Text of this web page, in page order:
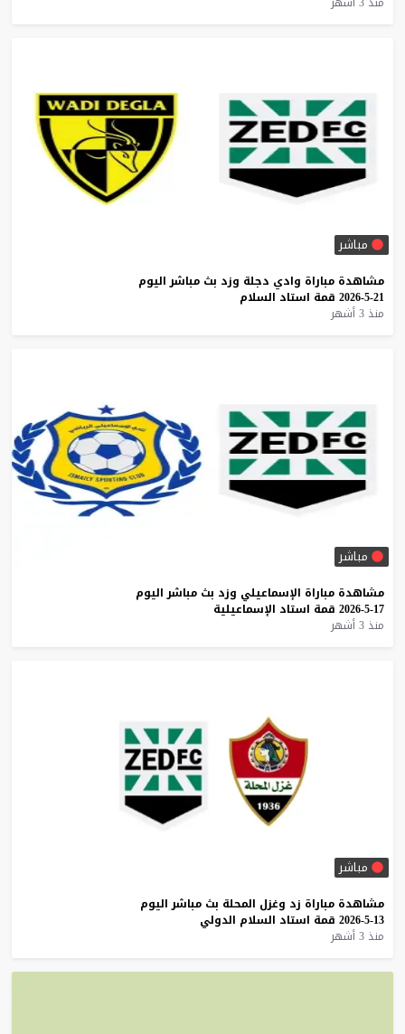
مباشر
مشاهدة مباراة وادي دجلة وزد بث مباشر اليوم
21-5-2026
قمة استاد السلام
منذ 3 أشهر
مباشر
مشاهدة مباراة الإسماعيلي وزد بث مباشر اليوم
17-5-2026
قمة استاد الإسماعيلية
منذ 3 أشهر
مباشر
مشاهدة مباراة زد وغزل المحلة بث مباشر اليوم
13-5-2026
قمة استاد السلام الدولي
منذ 3 أشهر